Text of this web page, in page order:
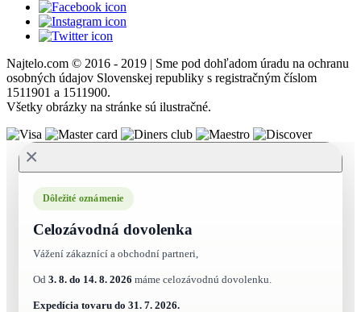
Najtelo.com © 2016 - 2019 | Sme pod dohľadom úradu na ochranu
osobných údajov Slovenskej republiky s registračným číslom
1511901 a 1511900.
Všetky obrázky na stránke sú ilustračné.
×
Dôležité oznámenie
Celozávodná dovolenka
Vážení zákaznící a obchodní partneri,
Od 3. 8. do 14. 8. 2026 máme celozávodnú dovolenku.
Expedícia tovaru do 31. 7. 2026.